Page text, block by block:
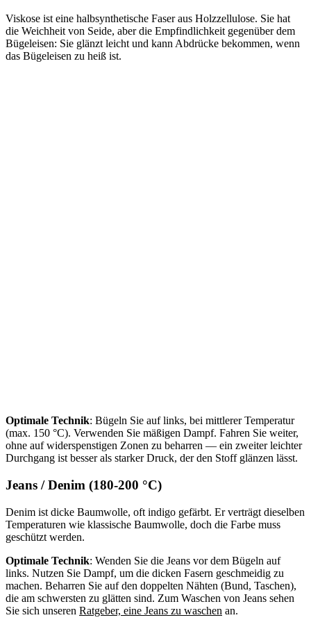
Viskose ist eine halbsynthetische Faser aus Holzzellulose. Sie hat
die Weichheit von Seide, aber die Empfindlichkeit gegenüber dem
Bügeleisen: Sie glänzt leicht und kann Abdrücke bekommen, wenn
das Bügeleisen zu heiß ist.
Optimale Technik: Bügeln Sie auf links, bei mittlerer Temperatur
(max. 150 °C). Verwenden Sie mäßigen Dampf. Fahren Sie weiter,
ohne auf widerspenstigen Zonen zu beharren — ein zweiter leichter
Durchgang ist besser als starker Druck, der den Stoff glänzen lässt.
Jeans / Denim (180-200 °C)
Denim ist dicke Baumwolle, oft indigo gefärbt. Er verträgt dieselben
Temperaturen wie klassische Baumwolle, doch die Farbe muss
geschützt werden.
Optimale Technik: Wenden Sie die Jeans vor dem Bügeln auf
links. Nutzen Sie Dampf, um die dicken Fasern geschmeidig zu
machen. Beharren Sie auf den doppelten Nähten (Bund, Taschen),
die am schwersten zu glätten sind. Zum Waschen von Jeans sehen
Sie sich unseren Ratgeber, eine Jeans zu waschen an.